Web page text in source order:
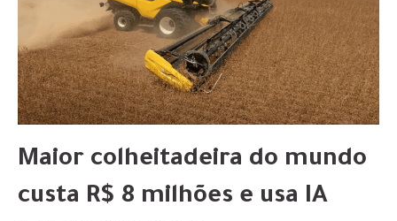
Maior colheitadeira do mundo
custa R$ 8 milhões e usa IA